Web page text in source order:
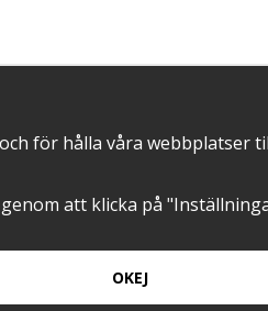
för hålla våra webbplatser
att klicka på
OKEJ